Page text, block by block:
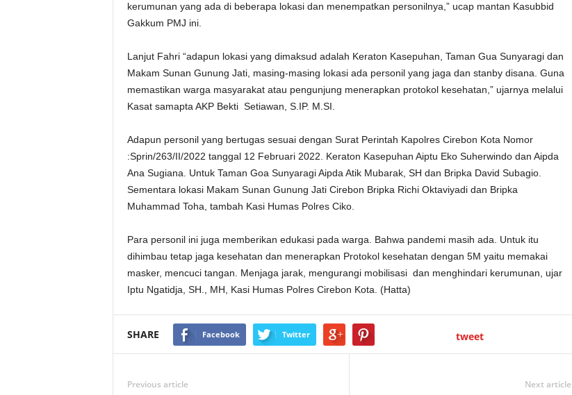
kerumunan yang ada di beberapa lokasi dan menempatkan personilnya,” ucap mantan Kasubbid
Gakkum PMJ ini.
Lanjut Fahri “adapun lokasi yang dimaksud adalah Keraton Kasepuhan, Taman Gua Sunyaragi dan
Makam Sunan Gunung Jati, masing-masing lokasi ada personil yang jaga dan stanby disana. Guna
memastikan warga masyarakat atau pengunjung menerapkan protokol kesehatan,” ujarnya melalui
Kasat samapta AKP Bekti Setiawan, S.IP. M.SI.
Adapun personil yang bertugas sesuai dengan Surat Perintah Kapolres Cirebon Kota Nomor
:Sprin/263/II/2022 tanggal 12 Februari 2022. Keraton Kasepuhan Aiptu Eko Suherwindo dan Aipda
Ana Sugiana. Untuk Taman Goa Sunyaragi Aipda Atik Mubarak, SH dan Bripka David Subagio.
Sementara lokasi Makam Sunan Gunung Jati Cirebon Bripka Richi Oktaviyadi dan Bripka
Muhammad Toha, tambah Kasi Humas Polres Ciko.
Para personil ini juga memberikan edukasi pada warga. Bahwa pandemi masih ada. Untuk itu
dihimbau tetap jaga kesehatan dan menerapkan Protokol kesehatan dengan 5M yaitu memakai
masker, mencuci tangan. Menjaga jarak, mengurangi mobilisasi dan menghindari kerumunan, ujar
Iptu Ngatidja, SH., MH, Kasi Humas Polres Cirebon Kota. (Hatta)
SHARE Facebook Twitter tweet
Previous article Next article